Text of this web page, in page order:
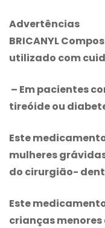
Advertências
BRICANYL
utilizado com
– Em pacientes
tireóide ou
Este
mulheres
do cirurgião-
Este
crianças menores